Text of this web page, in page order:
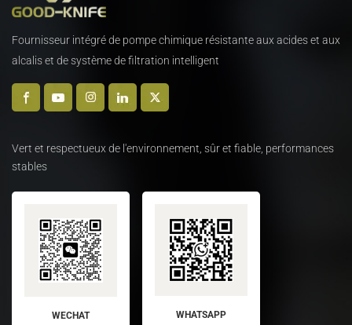
Fournisseur intégré de pompe chimique résistante aux acides et aux
alcalis et de système de filtration intelligent
Vert et respectueux de l'environnement, sûr et fiable, performances
stables
WECHAT WHATSAPP